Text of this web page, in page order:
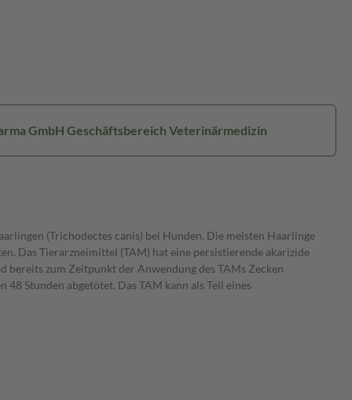
GmbH Geschäftsbereich Veterinärmedizin
(Trichodectes canis) bei Hunden. Die meisten Haarlinge
Das Tierarzneimittel (TAM) hat eine persistierende akarizide
bereits zum Zeitpunkt der Anwendung des TAMs Zecken
Stunden abgetötet. Das TAM kann als Teil eines